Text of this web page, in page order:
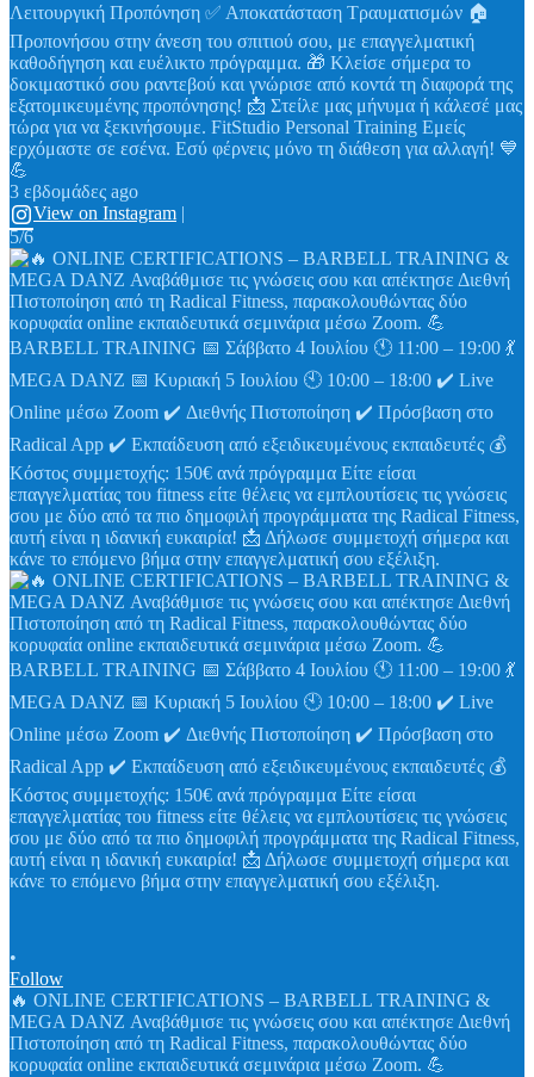
Λειτουργική Προπόνηση ✅ Αποκατάσταση Τραυματισμών 🏠
Προπονήσου στην άνεση του σπιτιού σου, με επαγγελματική
καθοδήγηση και ευέλικτο πρόγραμμα. 🎁 Κλείσε σήμερα το
δοκιμαστικό σου ραντεβού και γνώρισε από κοντά τη διαφορά της
εξατομικευμένης προπόνησης! 📩 Στείλε μας μήνυμα ή κάλεσέ μας
τώρα για να ξεκινήσουμε. FitStudio Personal Training Εμείς
ερχόμαστε σε εσένα. Εσύ φέρνεις μόνο τη διάθεση για αλλαγή! 💙
💪
3 εβδομάδες ago
View on Instagram |
5/6
•
Follow
🔥 ONLINE CERTIFICATIONS – BARBELL TRAINING &
MEGA DANZ Αναβάθμισε τις γνώσεις σου και απέκτησε Διεθνή
Πιστοποίηση από τη Radical Fitness, παρακολουθώντας δύο
κορυφαία online εκπαιδευτικά σεμινάρια μέσω Zoom. 💪